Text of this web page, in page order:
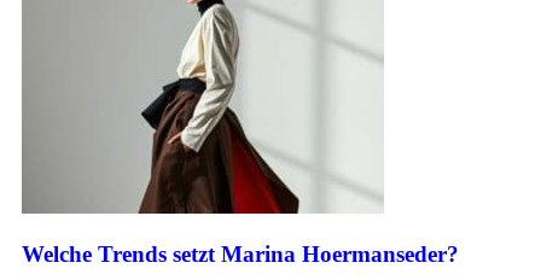
Welche Trends setzt Marina Hoermanseder?